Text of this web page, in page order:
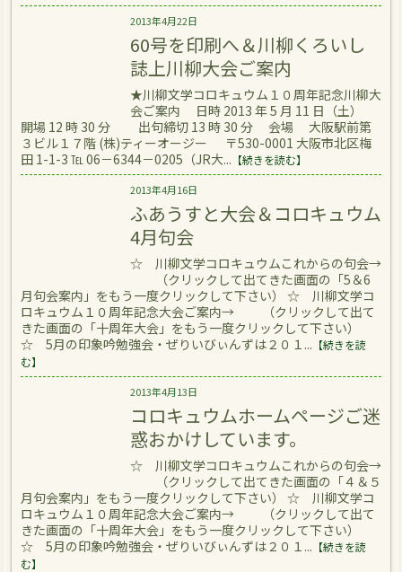
2013年4月22日
60号を印刷へ＆川柳くろいし
誌上川柳大会ご案内
★川柳文学コロキュウム１０周年記念川柳大
会ご案内 日時 2013 年 5 月 11 日（土）
開場 12 時 30 分 出句締切 13 時 30 分 会場 大阪駅前第
３ビル１７階 (株)ティーオージー 〒530-0001 大阪市北区梅
田 1-1-3 ℡ 06－6344－0205（JR大... 【続きを読む】
2013年4月16日
ふあうすと大会＆コロキュウム
4月句会
☆ 川柳文学コロキュウムこれからの句会→
（クリックして出てきた画面の「5＆6
月句会案内」をもう一度クリックして下さい） ☆ 川柳文学コ
ロキュウム１０周年記念大会ご案内→ （クリックして出て
きた画面の「十周年大会」をもう一度クリックして下さい）
☆ 5月の印象吟勉強会・ぜりいびぃんずは２０１... 【続きを読
む】
2013年4月13日
コロキュウムホームページご迷
惑おかけしています。
☆ 川柳文学コロキュウムこれからの句会→
（クリックして出てきた画面の「４＆５
月句会案内」をもう一度クリックして下さい） ☆ 川柳文学コ
ロキュウム１０周年記念大会ご案内→ （クリックして出て
きた画面の「十周年大会」をもう一度クリックして下さい）
☆ 5月の印象吟勉強会・ぜりいびぃんずは２０１... 【続きを読
む】